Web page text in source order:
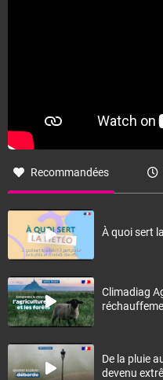
Recommandées
À quoi sert
Climadiag
De la pluie
devenu